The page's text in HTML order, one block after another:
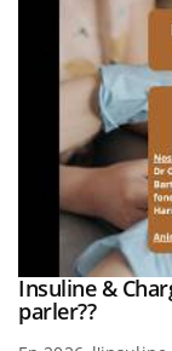
Youtube
Insuline &
parler??